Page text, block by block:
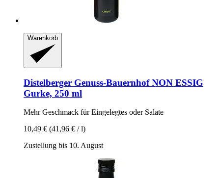
Warenkorb
Distelberger Genuss-BauernhofNON ESSIG
Gurke, 250 ml
Mehr Geschmack für Eingelegtes oder Salate
10,49 € (41,96 € / l)
Zustellung bis 10. August